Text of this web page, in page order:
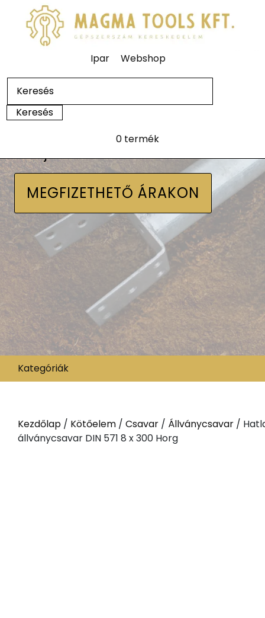
Ipar Webshop
0 termék
MEGFIZETHETŐ ÁRAKON
Kategóriák
Kezdőlap / Kötőelem / Csavar / Állványcsavar /
állványcsavar DIN 571 8 x 300 Horg